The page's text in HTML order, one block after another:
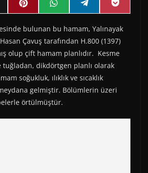
Share
on
P
i
t
e
r
e
s
t
Share
on
W
h
t
s
A
p
p
Share
on
e
e
g
r
a
m
Share
on
P
o
k
e
t
bulunan bu hamam, Yalınayak
Çavuş tarafından H.800 (1397)
olup çift hamam planlıdır. Kesme
tuğladan, dikdörtgen planlı olarak
soğukluk, ılıklık ve sıcaklık
gelmiştir. Bölümlerin üzeri
örtülmüştür.